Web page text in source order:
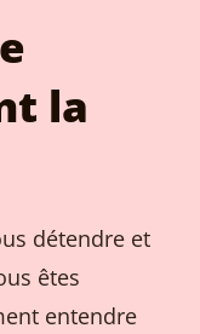
la
détendre et
êtes
entendre